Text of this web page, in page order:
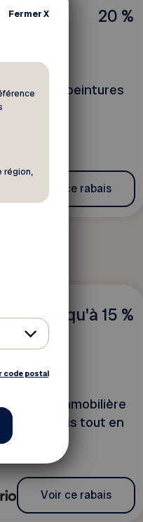
20 %
sur les peintures
qualité
Voir ce rabais
Jusqu'à 15 %
vente immobilière
mais tout en
Voir ce rabais
FermerX
région,
code postal